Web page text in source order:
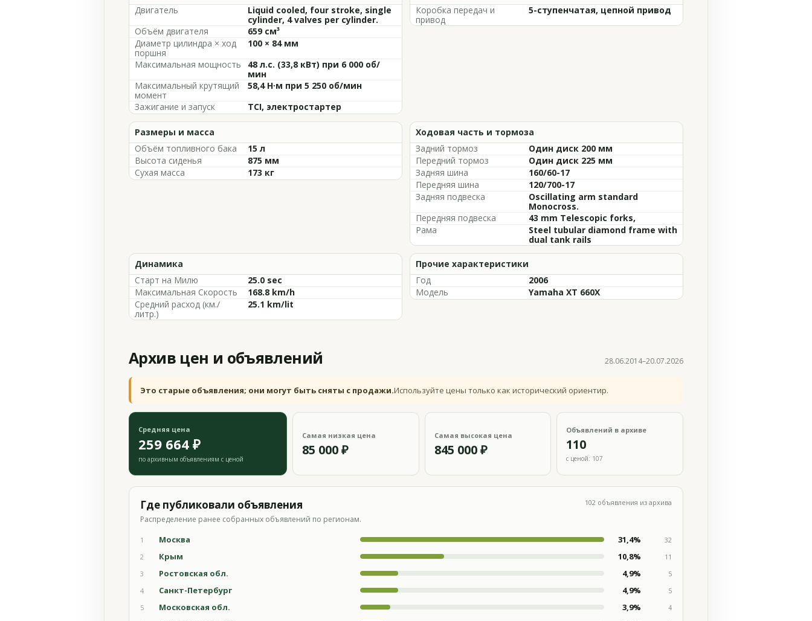
Двигатель
Liquid cooled, four stroke, single
cylinder, 4 valves per cylinder.
Объём двигателя
659 см³
Диаметр цилиндра × ход
поршня
100 × 84 мм
Максимальная мощность
48 л.с. (33,8 кВт) при 6 000 об/
мин
Максимальный крутящий
момент
58,4 Н·м при 5 250 об/мин
Зажигание и запуск
TCI, электростартер
Коробка передач и
привод
5-ступенчатая, цепной привод
Размеры и масса
Объём топливного бака
15 л
Высота сиденья
875 мм
Сухая масса
173 кг
Ходовая часть и тормоза
Задний тормоз
Один диск 200 мм
Передний тормоз
Один диск 225 мм
Задняя шина
160/60-17
Передняя шина
120/700-17
Задняя подвеска
Oscillating arm standard
Monocross.
Передняя подвеска
43 mm Telescopic forks,
Рама
Steel tubular diamond frame with
dual tank rails
Динамика
Старт на Милю
25.0 sec
Максимальная Скорость
168.8 km/h
Средний расход (км./
литр.)
25.1 km/lit
Прочие характеристики
Год
2006
Модель
Yamaha XT 660X
Архив цен и объявлений 28.06.2014–20.07.2026
Это старые объявления; они могут быть сняты с продажи.Используйте цены только как исторический ориентир.
Средняя цена
259 664 ₽
по архивным объявлениям с ценой
Самая низкая цена
85 000 ₽
Самая высокая цена
845 000 ₽
Объявлений в архиве
110
с ценой: 107
Где публиковали объявления
Распределение ранее собранных объявлений по регионам.
102 объявления из архива
1 Москва 31,4%
32
2
Крым 10,8%
11
3
Ростовская обл. 4,9%
5
4
Санкт-Петербург 4,9%
5
5
Московская обл. 3,9%
4